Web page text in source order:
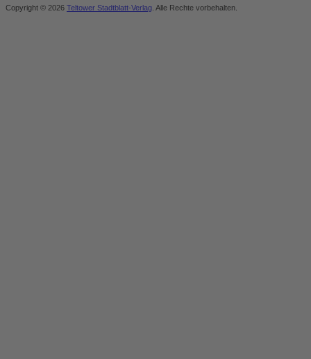
Copyright © 2026 Teltower Stadtblatt-Verlag . Alle Rechte vorbehalten.